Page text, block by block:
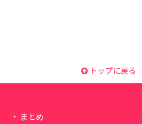
トップに戻る
まとめ